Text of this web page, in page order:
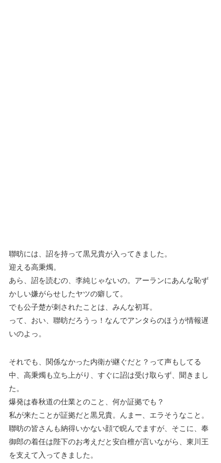
聯昉には、詔を持って黒兄貴が入ってきました。
迎える高秉燭。
あら、詔を読むの、李純じゃないの。アーランにあんな恥ず
かしい嫌がらせしたヤツの癖して。
でも公子楚が刺されたことは、みんな初耳。
って、おい、聯昉だろうっ！なんでアンタらのほうが情報遅
いのよっ。
それでも、関係なかった内衛が継ぐだと？って声もしてる
中、高秉燭も立ち上がり、すぐに詔は受け取らず、聞きまし
た。
爆発は春秋道の仕業とのこと、何か証拠でも？
私が来たことが証拠だと黒兄貴。んまー、エラそうなこと。
聯昉の皆さんも納得いかない顔で睨んでますが、そこに、奉
御郎の着任は陛下のお考えだと安白檀が言いながら、東川王
を支えて入ってきました。